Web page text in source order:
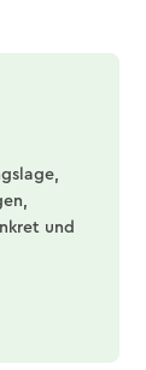
und